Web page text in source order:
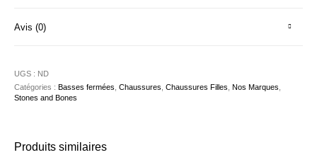
Avis (0)
UGS : ND
Catégories :Basses fermées ,Chaussures ,Chaussures Filles ,Nos Marques
Stones and Bones
Produits similaires